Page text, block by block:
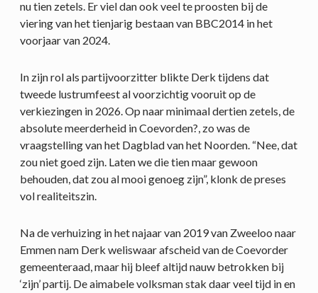
nu tien zetels. Er viel dan ook veel te proosten bij de
viering van het tienjarig bestaan van BBC2014 in het
voorjaar van 2024.
In zijn rol als partijvoorzitter blikte Derk tijdens dat
tweede lustrumfeest al voorzichtig vooruit op de
verkiezingen in 2026. Op naar minimaal dertien zetels, de
absolute meerderheid in Coevorden?, zo was de
vraagstelling van het Dagblad van het Noorden. “Nee, dat
zou niet goed zijn. Laten we die tien maar gewoon
behouden, dat zou al mooi genoeg zijn”, klonk de preses
vol realiteitszin.
Na de verhuizing in het najaar van 2019 van Zweeloo naar
Emmen nam Derk weliswaar afscheid van de Coevorder
gemeenteraad, maar hij bleef altijd nauw betrokken bij
‘zijn’ partij. De aimabele volksman stak daar veel tijd in en